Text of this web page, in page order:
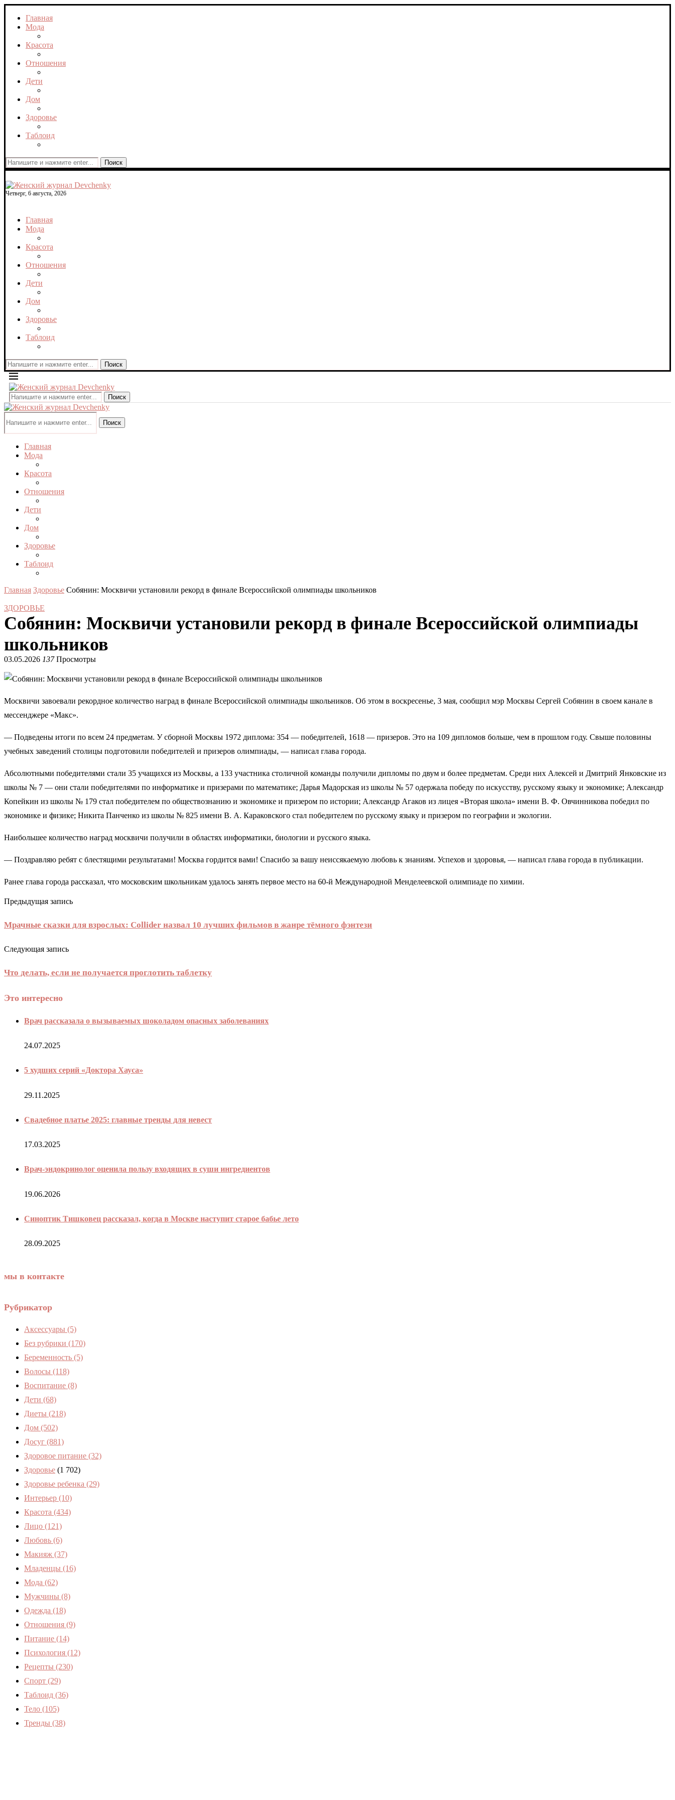
Главная
Мода
Красота
Отношения
Дети
Дом
Здоровье
Таблоид
Поиск
Четверг, 6 августа, 2026
Главная
Мода
Красота
Отношения
Дети
Дом
Здоровье
Таблоид
Поиск
Поиск
Поиск
Главная
Мода
Красота
Отношения
Дети
Дом
Здоровье
Таблоид
Главная Здоровье Собянин: Москвичи установили рекорд в финале Всероссийской олимпиады школьников
ЗДОРОВЬЕ
Собянин: Москвичи установили рекорд в финале Всероссийской олимпиады
школьников
03.05.2026 137Просмотры
Москвичи завоевали рекордное количество наград в финале Всероссийской олимпиады школьников. Об этом в воскресенье, 3 мая, сообщил мэр Москвы Сергей Собянин в своем канале в
мессенджере «Макс».
— Подведены итоги по всем 24 предметам. У сборной Москвы 1972 диплома: 354 — победителей, 1618 — призеров. Это на 109 дипломов больше, чем в прошлом году. Свыше половины
учебных заведений столицы подготовили победителей и призеров олимпиады, — написал глава города.
Абсолютными победителями стали 35 учащихся из Москвы, а 133 участника столичной команды получили дипломы по двум и более предметам. Среди них Алексей и Дмитрий Янковские из
школы № 7 — они стали победителями по информатике и призерами по математике; Дарья Мадорская из школы № 57 одержала победу по искусству, русскому языку и экономике; Александр
Копейкин из школы № 179 стал победителем по обществознанию и экономике и призером по истории; Александр Агаков из лицея «Вторая школа» имени В. Ф. Овчинникова победил по
экономике и физике; Никита Панченко из школы № 825 имени В. А. Караковского стал победителем по русскому языку и призером по географии и экологии.
Наибольшее количество наград москвичи получили в областях информатики, биологии и русского языка.
— Поздравляю ребят с блестящими результатами! Москва гордится вами! Спасибо за вашу неиссякаемую любовь к знаниям. Успехов и здоровья, — написал глава города в публикации.
Ранее глава города рассказал, что московским школьникам удалось занять первое место на 60-й Международной Менделеевской олимпиаде по химии.
Предыдущая запись
Мрачные сказки для взрослых: Collider назвал 10 лучших фильмов в жанре тёмного фэнтези
Следующая запись
Что делать, если не получается проглотить таблетку
Это интересно
Врач рассказала о вызываемых шоколадом опасных заболеваниях
24.07.2025
5 худших серий «Доктора Хауса»
29.11.2025
Свадебное платье 2025: главные тренды для невест
17.03.2025
Врач-эндокринолог оценила пользу входящих в суши ингредиентов
19.06.2026
Синоптик Тишковец рассказал, когда в Москве наступит старое бабье лето
28.09.2025
мы в контакте
Рубрикатор
Аксессуары (5)
Без рубрики (170)
Беременность (5)
Волосы (118)
Воспитание (8)
Дети (68)
Диеты (218)
Дом (502)
Досуг (881)
Здоровое питание (32)
Здоровье (1 702)
Здоровье ребенка (29)
Интерьер (10)
Красота (434)
Лицо (121)
Любовь (6)
Макияж (37)
Младенцы (16)
Мода (62)
Мужчины (8)
Одежда (18)
Отношения (9)
Питание (14)
Психология (12)
Рецепты (230)
Спорт (29)
Таблоид (36)
Тело (105)
Тренды (38)